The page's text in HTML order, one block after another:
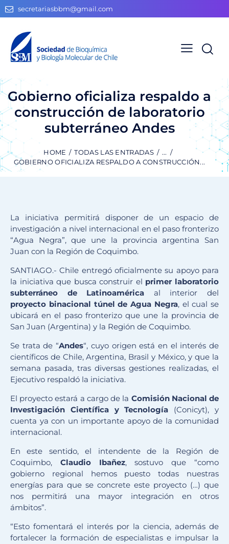
secretariasbbm@gmail.com
Gobierno oficializa respaldo a
construcción de laboratorio
subterráneo Andes
HOME TODAS LAS ENTRADAS
...
GOBIERNO OFICIALIZA RESPALDO A CONSTRUCCIÓN...
La iniciativa permitirá disponer de un espacio de
investigación a nivel internacional en el paso fronterizo
“Agua Negra”, que une la provincia argentina San
Juan con la Región de Coquimbo.
SANTIAGO.- Chile entregó oficialmente su apoyo para
la iniciativa que busca construir el primer laboratorio
subterráneo de Latinoamérica al interior del
proyecto binacional túnel de Agua Negra, el cual se
ubicará en el paso fronterizo que une la provincia de
San Juan (Argentina) y la Región de Coquimbo.
Se trata de “Andes“, cuyo origen está en el interés de
científicos de Chile, Argentina, Brasil y México, y que la
semana pasada, tras diversas gestiones realizadas, el
Ejecutivo respaldó la iniciativa.
El proyecto estará a cargo de la Comisión Nacional de
Investigación Científica y Tecnología (Conicyt), y
cuenta ya con un importante apoyo de la comunidad
internacional.
En este sentido, el intendente de la Región de
Coquimbo, Claudio Ibañez, sostuvo que “como
gobierno regional hemos puesto todas nuestras
energías para que se concrete este proyecto (…) que
nos permitirá una mayor integración en otros
ámbitos”.
“Esto fomentará el interés por la ciencia, además de
fortalecer la formación de especialistas e impulsar la